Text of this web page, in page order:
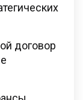
договор